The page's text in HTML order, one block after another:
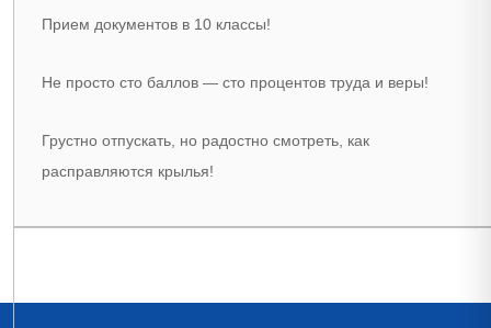
Прием документов в 10 классы!
Не просто сто баллов — сто процентов труда и веры!
Грустно отпускать, но радостно смотреть, как
расправляются крылья!